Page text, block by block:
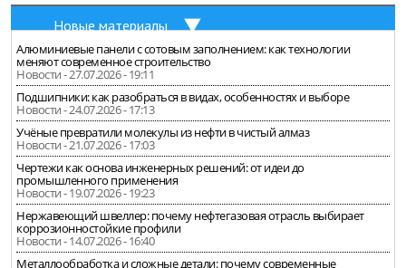
Новые материалы
Алюминиевые панели с сотовым заполнением: как технологии
меняют современное строительство
Новости - 27.07.2026 - 19:11
Подшипники: как разобраться в видах, особенностях и выборе
Новости - 24.07.2026 - 17:13
Учёные превратили молекулы из нефти в чистый алмаз
Новости - 21.07.2026 - 17:03
Чертежи как основа инженерных решений: от идеи до
промышленного применения
Новости - 19.07.2026 - 19:23
Нержавеющий швеллер: почему нефтегазовая отрасль выбирает
коррозионностойкие профили
Новости - 14.07.2026 - 16:40
Металлообработка и сложные детали: почему современные